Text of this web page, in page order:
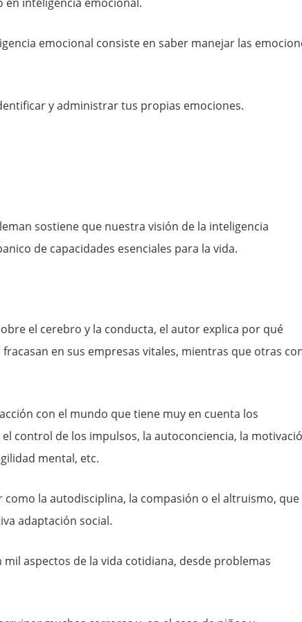
emocional consiste en saber manejar las
y administrar tus propias emociones.
sostiene que nuestra visión de la inteligencia
de capacidades esenciales para la vida.
el cerebro y la conducta, el autor explica por qué
en sus empresas vitales, mientras que otras
con el mundo que tiene muy en cuenta los
control de los impulsos, la autoconciencia, la
mental, etc.
la autodisciplina, la compasión o el altruismo, que
adaptación social.
aspectos de la vida cotidiana, desde problemas